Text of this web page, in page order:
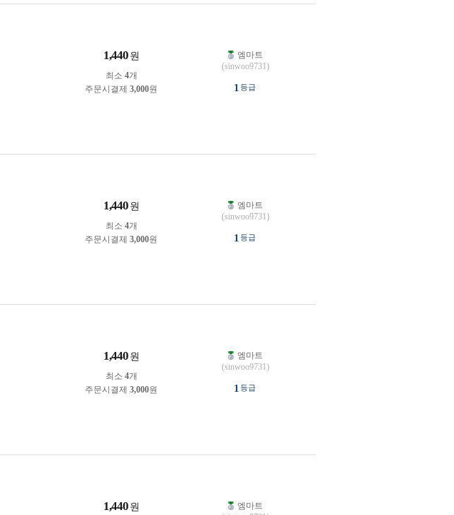
1,440 원
최소 4개
주문시결제 3,000원
엠마트
(sinwoo9731)
1 등급
1,440 원
최소 4개
주문시결제 3,000원
엠마트
(sinwoo9731)
1 등급
1,440 원
최소 4개
주문시결제 3,000원
엠마트
(sinwoo9731)
1 등급
1,440 원
엠마트